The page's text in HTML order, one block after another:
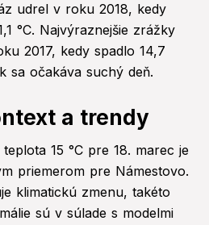
udrel v roku 2018, kedy
°C. Najvýraznejšie zrážky
2017, kedy spadlo 14,7
sa očakáva suchý deň.
a trendy
15 °C pre 18. marec je
priemerom pre Námestovo.
klimatickú zmenu, takéto
sú v súlade s modelmi